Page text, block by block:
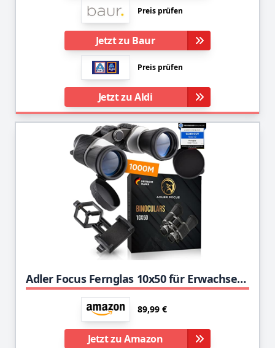
Preis prüfen
Jetzt zu Baur
Preis prüfen
Jetzt zu Aldi
Adler Focus Fernglas 10x50 für Erwachsene, Eagle-Eye-Technologie, 22mm HD Augenmuschel, BAK4+FMC, Feldstecher, für Brillenträger, Reisen, Wandern, Jagd, Vogelbeobachtung
89,99 €
Jetzt zu Amazon